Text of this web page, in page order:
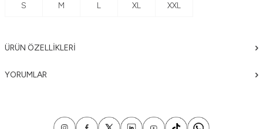
S M L XL XXL
ÜRÜN ÖZELLIKLERI
YORUMLAR